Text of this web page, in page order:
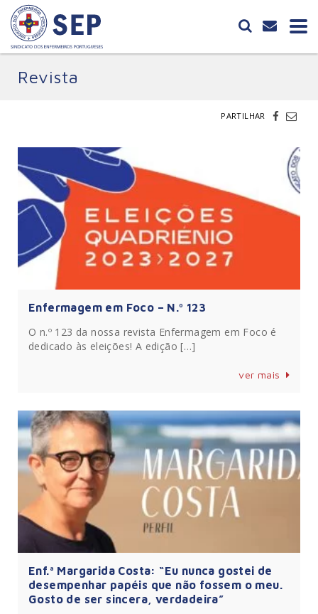
Revista
PARTILHAR
Enfermagem em Foco – N.º 123
O n.º 123 da nossa revista Enfermagem em Foco é
dedicado às eleições! A edição […]
ver mais
Enf.ª Margarida Costa: “Eu nunca gostei de
desempenhar papéis que não fossem o meu.
Gosto de ser sincera, verdadeira”